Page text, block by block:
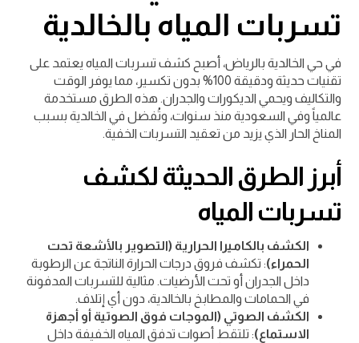
تسربات المياه بالخالدية
في حي الخالدية بالرياض، أصبح كشف تسربات المياه يعتمد على
تقنيات حديثة ودقيقة 100% بدون تكسير، مما يوفر الوقت
والتكاليف ويحمي الديكورات والجدران. هذه الطرق مستخدمة
عالمياً وفي السعودية منذ سنوات، وتُفضل في الخالدية بسبب
المناخ الحار الذي يزيد من تعقيد التسربات الخفية.
أبرز الطرق الحديثة لكشف
تسربات المياه
الكشف بالكاميرا الحرارية (التصوير بالأشعة تحت
الحمراء): تكشف فروق درجات الحرارة الناتجة عن الرطوبة
داخل الجدران أو تحت الأرضيات. مثالية للتسربات المدفونة
في الحمامات والمطابخ بالخالدية، دون أي إتلاف.
الكشف الصوتي (الموجات فوق الصوتية أو أجهزة
الاستماع): تلتقط أصوات تدفق المياه الخفيفة داخل